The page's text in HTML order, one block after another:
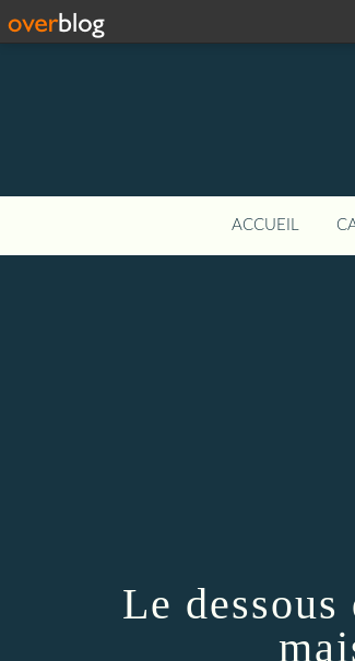
ACCUEIL
Le